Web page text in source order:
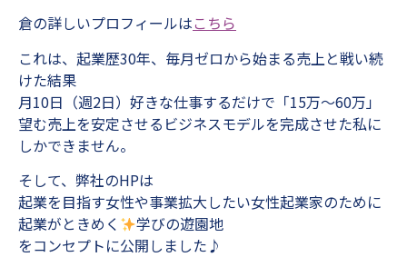
倉の詳しいプロフィールはこちら
これは、起業歴30年、毎月ゼロから始まる売上と戦い続
けた結果
月10日（週2日）好きな仕事するだけで「15万～60万」
望む売上を安定させるビジネスモデルを完成させた私に
しかできません。
そして、弊社のHPは
起業を目指す女性や事業拡大したい女性起業家のために
起業がときめく
学びの遊園地
をコンセプトに公開しました♪